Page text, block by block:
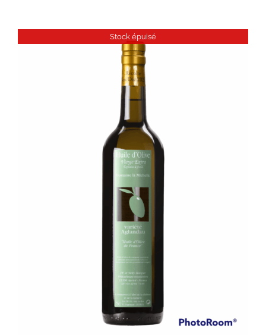
Stock épuisé